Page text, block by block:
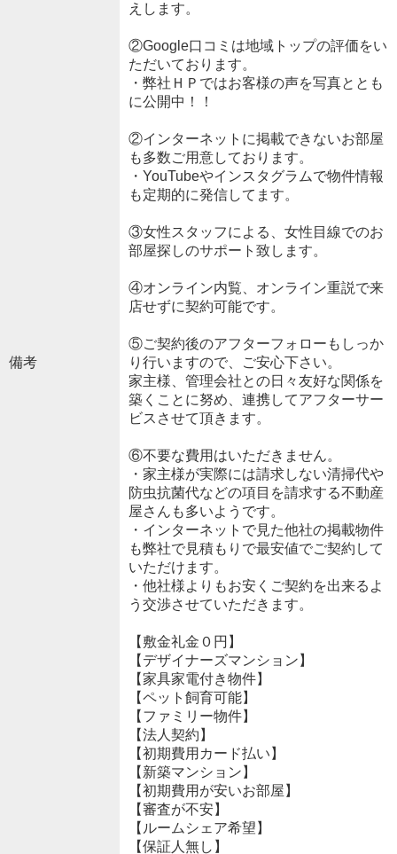
備考
えします。
②Google口コミは地域トップの評価をい
ただいております。
・弊社ＨＰではお客様の声を写真ととも
に公開中！！
②インターネットに掲載できないお部屋
も多数ご用意しております。
・YouTubeやインスタグラムで物件情報
も定期的に発信してます。
③女性スタッフによる、女性目線でのお
部屋探しのサポート致します。
④オンライン内覧、オンライン重説で来
店せずに契約可能です。
⑤ご契約後のアフターフォローもしっか
り行いますので、ご安心下さい。
家主様、管理会社との日々友好な関係を
築くことに努め、連携してアフターサー
ビスさせて頂きます。
⑥不要な費用はいただきません。
・家主様が実際には請求しない清掃代や
防虫抗菌代などの項目を請求する不動産
屋さんも多いようです。
・インターネットで見た他社の掲載物件
も弊社で見積もりで最安値でご契約して
いただけます。
・他社様よりもお安くご契約を出来るよ
う交渉させていただきます。
【敷金礼金０円】
【デザイナーズマンション】
【家具家電付き物件】
【ペット飼育可能】
【ファミリー物件】
【法人契約】
【初期費用カード払い】
【新築マンション】
【初期費用が安いお部屋】
【審査が不安】
【ルームシェア希望】
【保証人無し】